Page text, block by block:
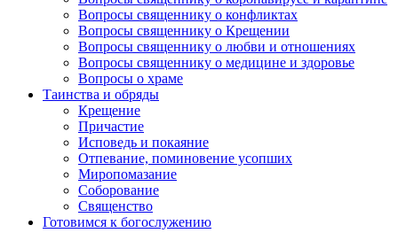
Вопросы священнику о конфликтах
Вопросы священнику о Крещении
Вопросы священнику о любви и отношениях
Вопросы священнику о медицине и здоровье
Вопросы о храме
Таинства и обряды
Крещение
Причастие
Исповедь и покаяние
Отпевание, поминовение усопших
Миропомазание
Соборование
Священство
Готовимся к богослужению